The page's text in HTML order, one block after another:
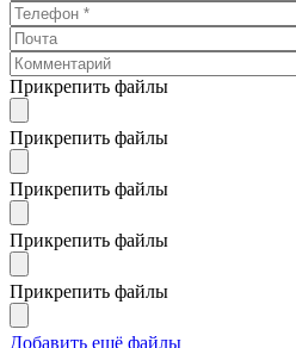
Прикрепить файлы
Прикрепить файлы
Прикрепить файлы
Прикрепить файлы
Прикрепить файлы
Добавить ещё файлы